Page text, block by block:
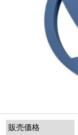
販売価格